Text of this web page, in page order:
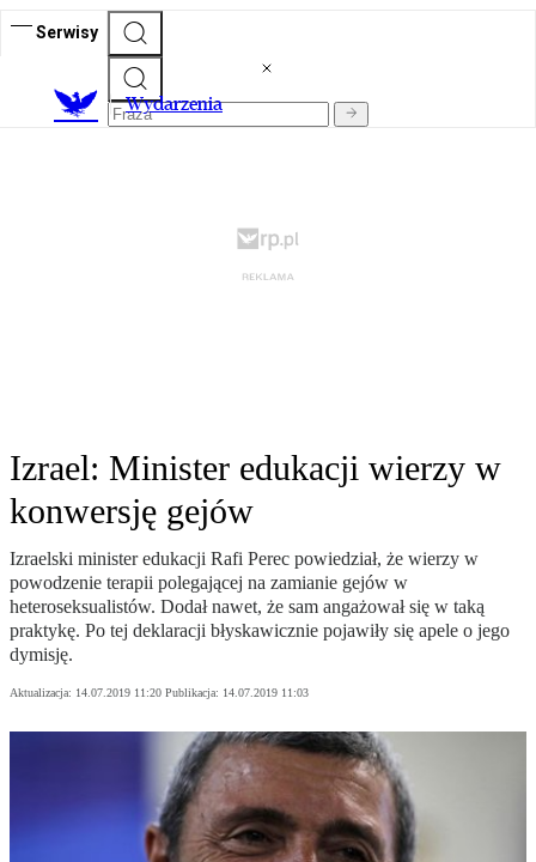
Serwisy
Wydarzenia
Izrael: Minister edukacji wierzy w
konwersję gejów
Izraelski minister edukacji Rafi Perec powiedział, że wierzy w
powodzenie terapii polegającej na zamianie gejów w
heteroseksualistów. Dodał nawet, że sam angażował się w taką
praktykę. Po tej deklaracji błyskawicznie pojawiły się apele o jego
dymisję.
Aktualizacja: 14.07.2019 11:20 Publikacja: 14.07.2019 11:03